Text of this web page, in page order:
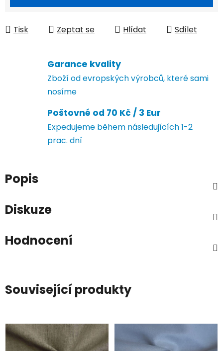
Tisk Zeptat se Hlídat Sdílet
Garance kvality
Zboží od evropských výrobců, které sami
nosíme
Poštovné od 70 Kč / 3 Eur
Expedujeme během následujících 1-2
prac. dní
Popis
Diskuze
Hodnocení
Související produkty